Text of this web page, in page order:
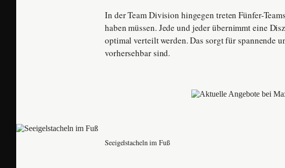
In der Team Division hingegen treten Fünfer-
haben müssen. Jede und jeder übernimmt eine
optimal verteilt werden. Das sorgt für spannende
vorhersehbar sind.
Seeigelstacheln im Fuß